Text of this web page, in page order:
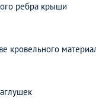
ребра крыши
кровельного